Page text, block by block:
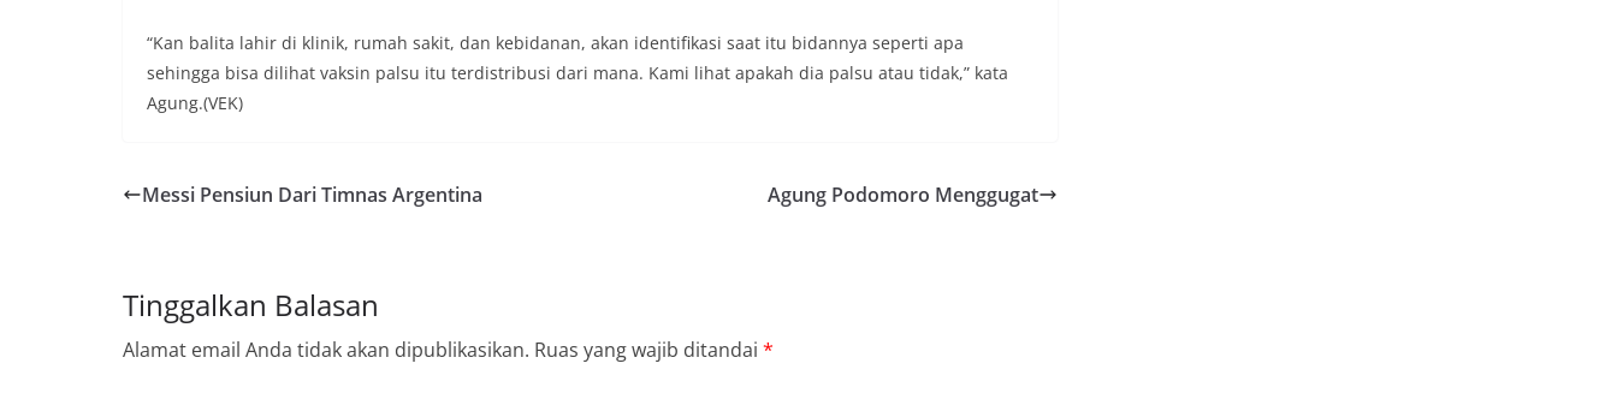
“Kan balita lahir di klinik, rumah sakit, dan kebidanan, akan identifikasi saat itu bidannya seperti apa
sehingga bisa dilihat vaksin palsu itu terdistribusi dari mana. Kami lihat apakah dia palsu atau tidak,” kata
Agung.(VEK)
Messi Pensiun Dari Timnas Argentina Agung Podomoro Menggugat
Tinggalkan Balasan
Alamat email Anda tidak akan dipublikasikan. Ruas yang wajib ditandai *